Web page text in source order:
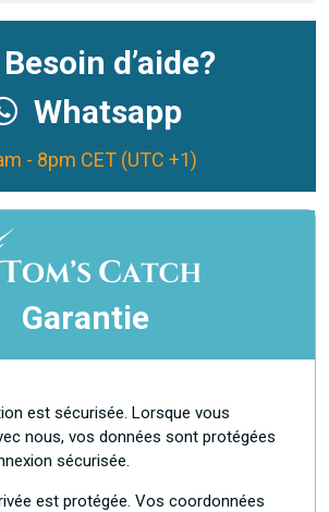
Besoin d’aide?
Whatsapp
- 8pm CET (UTC +1)
Garantie
est sécurisée. Lorsque vous
nous, vos données sont protégées
sécurisée.
est protégée. Vos coordonnées